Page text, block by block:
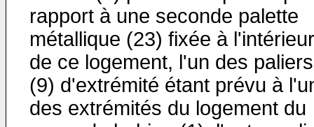
rapport à une seconde palette
métallique (23) fixée à l'intérieur
de ce logement, l'un des paliers
(9) d'ex­trémité étant prévu à
des extrémités du logement du